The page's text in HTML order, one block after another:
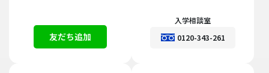
友だち追加
入学相談室
0120-343-261